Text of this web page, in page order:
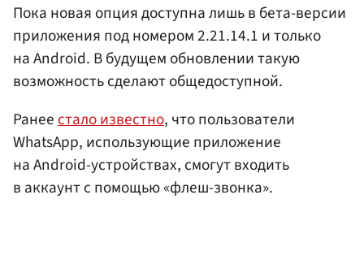
Пока новая опция доступна лишь в бета-версии
приложения под номером 2.21.14.1 и только
на Android. В будущем обновлении такую
возможность сделают общедоступной.
Ранеестало известно, что пользователи
WhatsApp, использующие приложение
на Android-устройствах, смогут входить
в аккаунт с помощью «флеш-звонка».